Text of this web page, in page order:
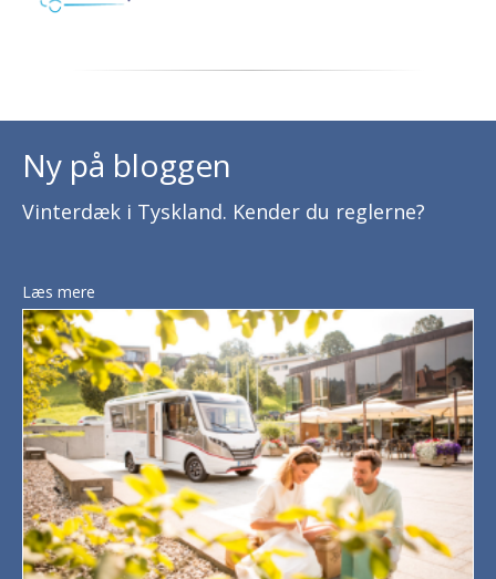
Ny på bloggen
Vinterdæk i Tyskland. Kender du reglerne?
Læs mere